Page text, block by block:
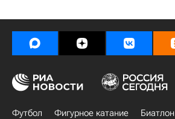
Футбол Фигурное катание Биатлон